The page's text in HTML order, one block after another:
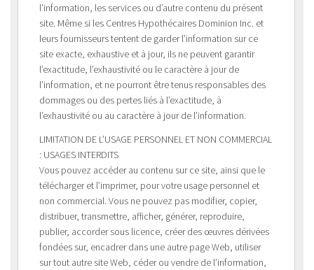
l’information, les services ou d’autre contenu du présent
site. Même si les Centres Hypothécaires Dominion Inc. et
leurs fournisseurs tentent de garder l’information sur ce
site exacte, exhaustive et à jour, ils ne peuvent garantir
l’exactitude, l’exhaustivité ou le caractère à jour de
l’information, et ne pourront être tenus responsables des
dommages ou des pertes liés à l’exactitude, à
l’exhaustivité ou au caractère à jour de l’information.
LIMITATION DE L’USAGE PERSONNEL ET NON COMMERCIAL
: USAGES INTERDITS
Vous pouvez accéder au contenu sur ce site, ainsi que le
télécharger et l’imprimer, pour votre usage personnel et
non commercial. Vous ne pouvez pas modifier, copier,
distribuer, transmettre, afficher, générer, reproduire,
publier, accorder sous licence, créer des œuvres dérivées
fondées sur, encadrer dans une autre page Web, utiliser
sur tout autre site Web, céder ou vendre de l’information,